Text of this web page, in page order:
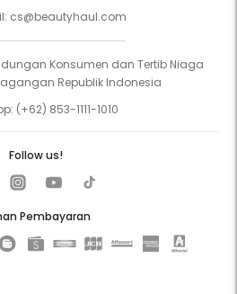
cs@beautyhaul.com
Konsumen dan Tertib Niaga
Republik Indonesia
(+62) 853-1111-1010
Pembayaran
Follow us!